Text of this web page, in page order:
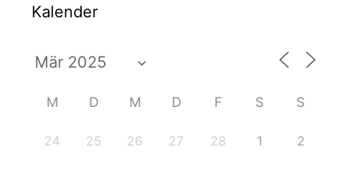
Kalender
M D M D F S S
24 25 26 27 28 1 2